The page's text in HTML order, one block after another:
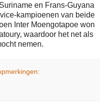
en Frans-Guyana
kampioenen van beide
Inter Moengotapoe won
waardoor het net als
nemen.